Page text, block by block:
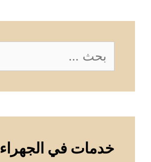
البحث
عن:
خدمات في الجهراء